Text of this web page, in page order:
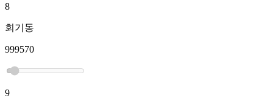
8
회기동
999570
9